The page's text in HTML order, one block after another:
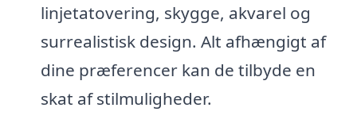
linjetatovering, skygge, akvarel og
surrealistisk design. Alt afhængigt af
dine præferencer kan de tilbyde en
skat af stilmuligheder.